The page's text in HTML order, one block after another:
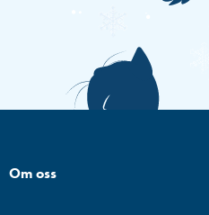
Om oss